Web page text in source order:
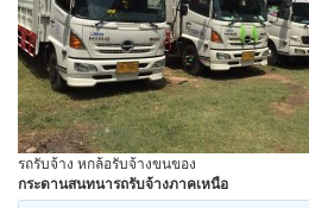
รถรับจ้าง หกล้อรับจ้างขนของ
กระดานสนทนารถรับจ้างภาคเหนือ